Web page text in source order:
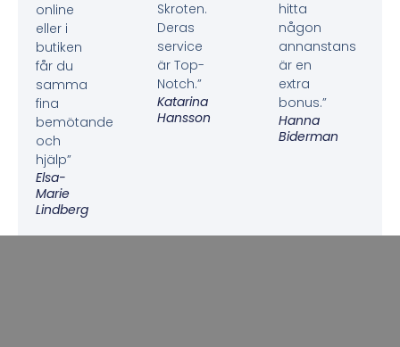
online
eller i
butiken
får du
samma
fina
bemötande
och
hjälp”
Elsa-
Marie
Lindberg
Skroten.
Deras
service
är Top-
Notch.”
Katarina
Hansson
hitta
någon
annanstans
är en
extra
bonus.”
Hanna
Biderman